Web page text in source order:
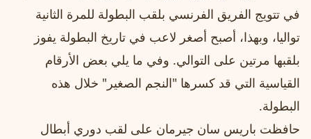
في تتويج الفريق الفرنسي بلقب البطولة للمرة الثانية
تواليا، وبهذا، أصبح أصغر لاعب في تاريخ البطولة يفوز
بلقبها مرتين على التوالي. وفي ما يلي بعض الأرقام
القياسية التي قد كسرها "النجم الصغير" خلال هذه
البطولة.
حافظت باريس سان جيرمان على لقب دوري أبطال